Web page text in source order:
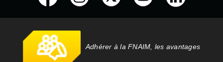
Adhérer à la FNAIM, les avantages